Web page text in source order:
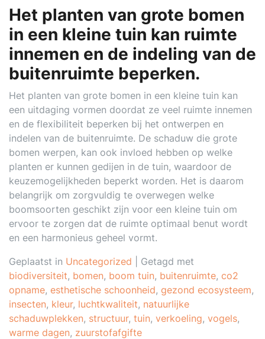
Het planten van grote bomen
in een kleine tuin kan ruimte
innemen en de indeling van de
buitenruimte beperken.
Het planten van grote bomen in een kleine tuin kan
een uitdaging vormen doordat ze veel ruimte innemen
en de flexibiliteit beperken bij het ontwerpen en
indelen van de buitenruimte. De schaduw die grote
bomen werpen, kan ook invloed hebben op welke
planten er kunnen gedijen in de tuin, waardoor de
keuzemogelijkheden beperkt worden. Het is daarom
belangrijk om zorgvuldig te overwegen welke
boomsoorten geschikt zijn voor een kleine tuin om
ervoor te zorgen dat de ruimte optimaal benut wordt
en een harmonieus geheel vormt.
Geplaatst in Uncategorized
Getagd met
biodiversiteit, bomen, boom tuin, buitenruimte, co2
opname, esthetische schoonheid, gezond ecosysteem,
insecten, kleur, luchtkwaliteit, natuurlijke
schaduwplekken, structuur, tuin, verkoeling, vogels,
warme dagen, zuurstofafgifte